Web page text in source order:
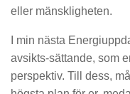
eller mänskligheten.
I min nästa
avsikts-sättande, som
perspektiv. Till dess,